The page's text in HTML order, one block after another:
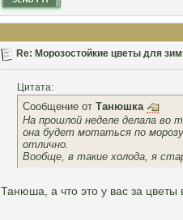
Re: Морозостойкие цветы для
Цитата:
Сообщение от Танюшка
На прошлой неделе делала во
она будет мотаться по
отлично.
Вообще, в такие холода, я
Танюша, а что это у вас за цветы